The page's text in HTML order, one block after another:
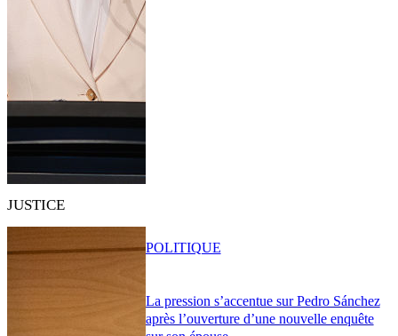
JUSTICE
La pression s’accentue sur Pedro Sánchez
après l’ouverture d’une nouvelle enquête
POLITIQUE